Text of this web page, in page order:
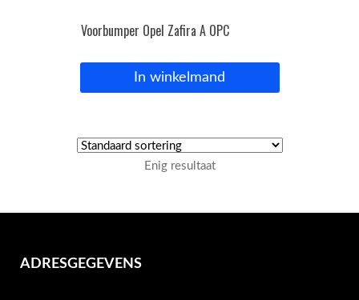
Inloggen / Registreren
Voorbumper Opel Zafira A OPC
In winkelmand
Enig resultaat
ADRESGEGEVENS